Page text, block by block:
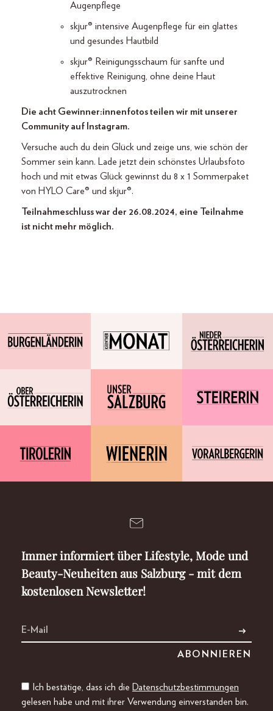
Augenpflege
skjur® intensive Augenpflege für ein glattes
und gesundes Hautbild
skjur® Reinigungsschaum für sanfte und
effektive Reinigung, ohne deine Haut
auszutrocknen
Die acht Gewinner:innenfotos teilen wir mit unserer
Community auf Instagram.
Versuche auch du dein Glück und zeige uns, wie schön der
Sommer sein kann. Lade jetzt dein schönstes Urlaubsfoto
hoch und mit etwas Glück gewinnst du 8 x 1 Sommerpaket
von HYLO Care® und skjur®.
Teilnahmeschluss war der 26.08.2024, eine Teilnahme
ist nicht mehr möglich.
Immer informiert über Lifestyle, Mode und
Beauty-Neuheiten aus Salzburg - mit dem
kostenlosen Newsletter!
Ich bestätige, dass ich die Datenschutzbestimmungen
gelesen habe und mit ihrer Verwendung einverstanden bin.